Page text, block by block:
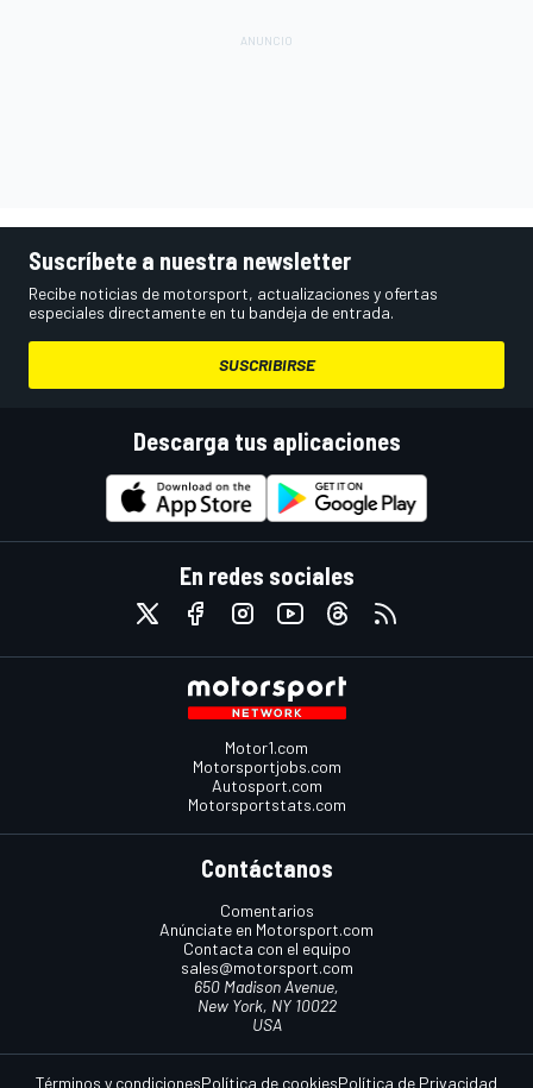
Suscríbete a nuestra newsletter
Recibe noticias de motorsport, actualizaciones y ofertas
especiales directamente en tu bandeja de entrada.
SUSCRIBIRSE
Descarga tus aplicaciones
En redes sociales
Motor1.com
Motorsportjobs.com
Autosport.com
Motorsportstats.com
Contáctanos
Comentarios
Anúnciate en Motorsport.com
Contacta con el equipo
sales@motorsport.com
650 Madison Avenue,
New York, NY 10022
USA
Términos y condicionesPolítica de cookiesPolítica de Privacidad